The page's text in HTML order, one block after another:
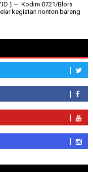
) — Kodim 0721/Blora
kegiatan nonton bareng